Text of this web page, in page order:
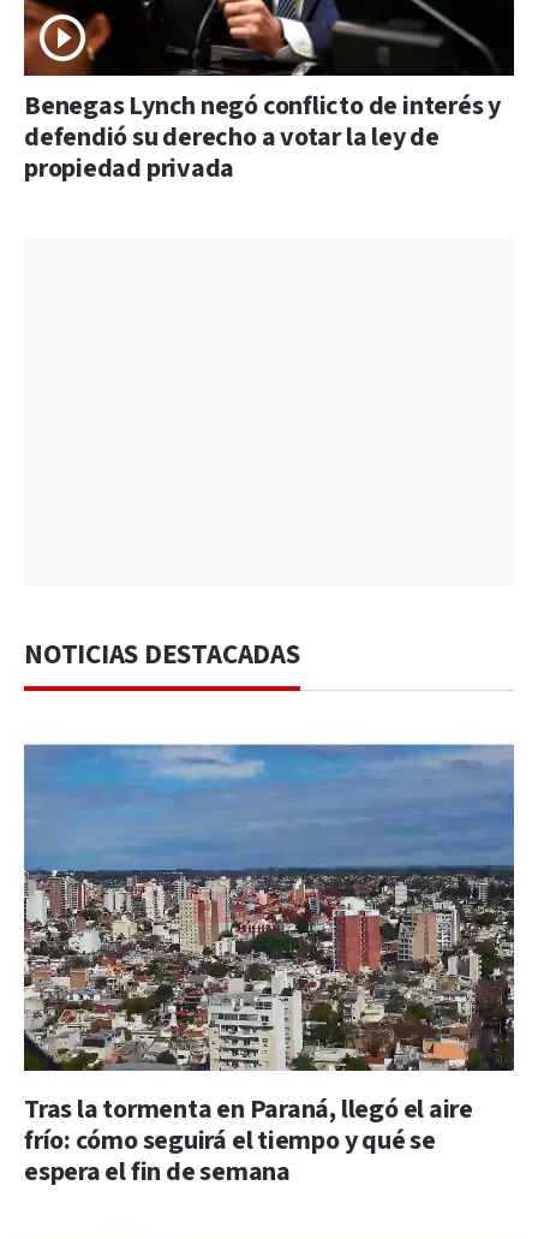
Benegas Lynch negó conflicto de interés y
defendió su derecho a votar la ley de
propiedad privada
NOTICIAS DESTACADAS
Tras la tormenta en Paraná, llegó el aire
frío: cómo seguirá el tiempo y qué se
espera el fin de semana